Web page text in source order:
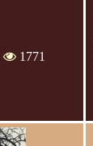
1771